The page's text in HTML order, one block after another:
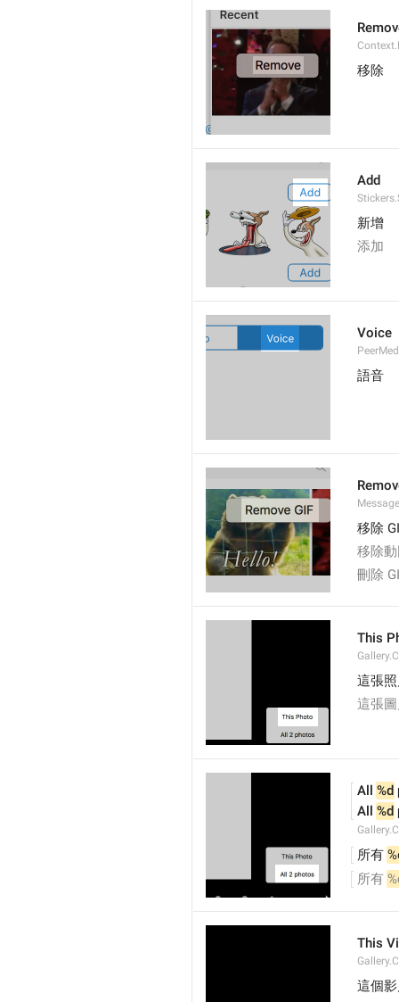
移除
Add
新增
添加
Voice
語音
移除
移除
刪除
This
這張
這張
All %d
All %d
所有
所有
This
這個